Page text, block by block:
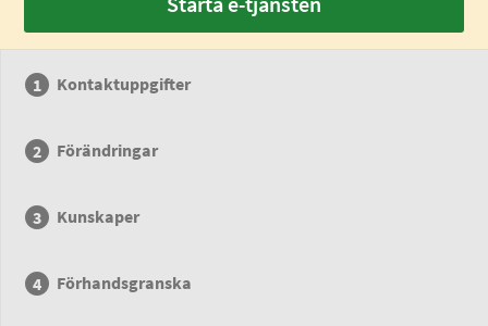
Kontaktuppgifter
Förändringar
Kunskaper
Förhandsgranska